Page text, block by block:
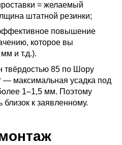
= желаемый
штатной резинки;
повышение
которое вы
и т.д.).
твёрдостью 85 по Шору
— максимальная усадка под
1–1,5 мм. Поэтому
близок к заявленному.